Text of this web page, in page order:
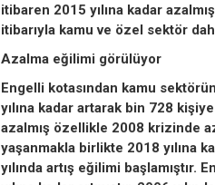
itibaren 2015 yılına kadar
itibarıyla kamu ve özel sektör
Azalma eğilimi görülüyor
Engelli kotasından kamu
yılına kadar artarak bin 728
azalmış özellikle 2008 krizinde
yaşanmakla birlikte 2018 yılına
yılında artış eğilimi başlamıştır.